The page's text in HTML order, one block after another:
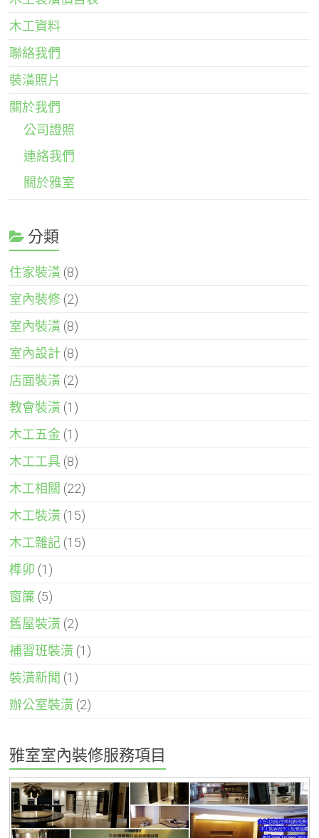
木工資料
聯絡我們
裝潢照片
關於我們
公司證照
連絡我們
關於雅室
分類
住家裝潢 (8)
室內裝修 (2)
室內裝潢 (8)
室內設計 (8)
店面裝潢 (2)
教會裝潢 (1)
木工五金 (1)
木工工具 (8)
木工相關 (22)
木工裝潢 (15)
木工雜記 (15)
榫卯 (1)
窗簾 (5)
舊屋裝潢 (2)
補習班裝潢 (1)
裝潢新聞 (1)
辦公室裝潢 (2)
雅室室內裝修服務項目